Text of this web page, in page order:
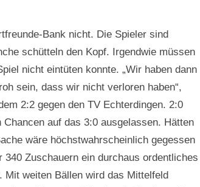
Bank nicht. Die Spieler sind
schütteln den Kopf. Irgendwie müssen
nicht eintüten konnte. „Wir haben dann
sein, dass wir nicht verloren haben“,
2:2 gegen den TV Echterdingen. 2:0
auf das 3:0 ausgelassen. Hätten
wäre höchstwahrscheinlich gegessen
Zuschauern ein durchaus ordentliches
Mit weiten Bällen wird das Mittelfeld